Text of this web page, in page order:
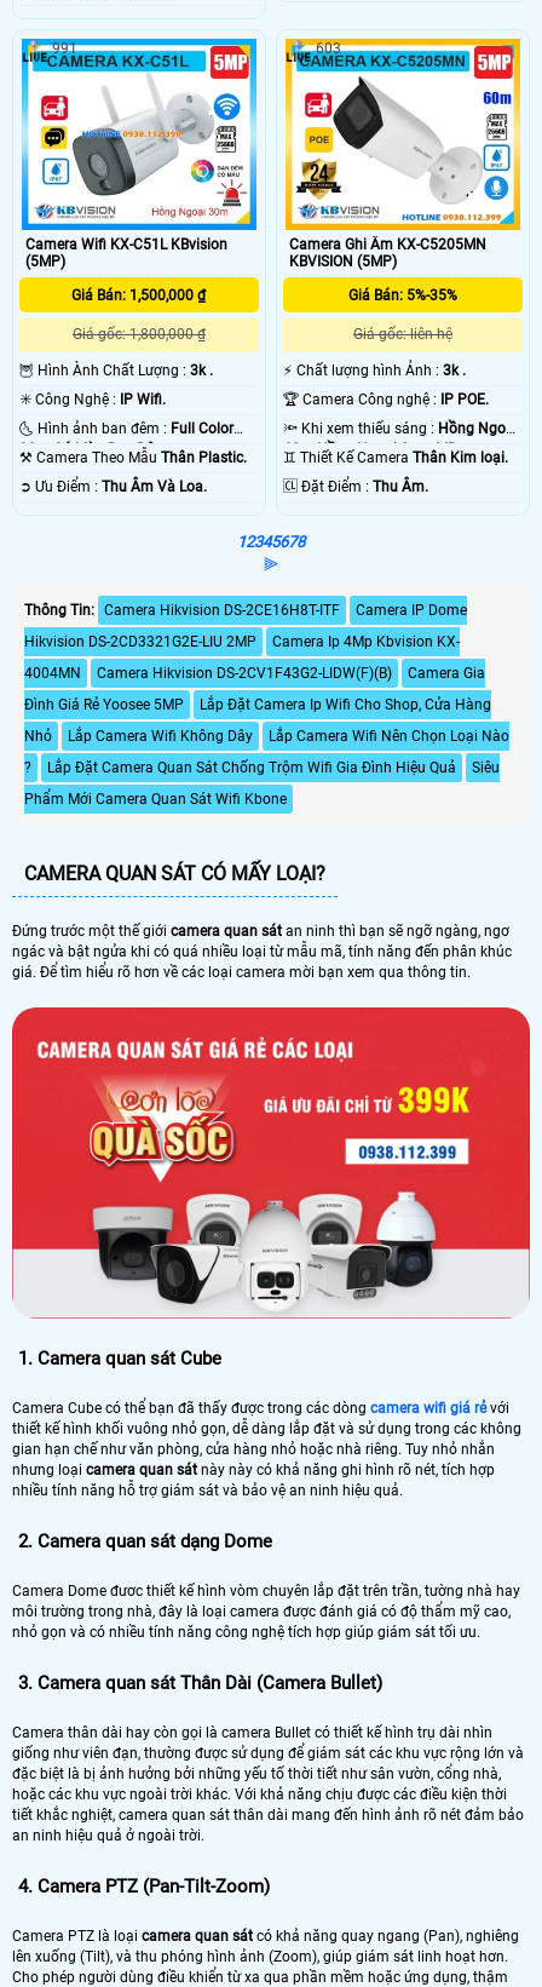
Camera Wifi KX-C51L KBvision
(5MP)
Giá Bán: 1,500,000 ₫
Giá gốc: 1,800,000 ₫
🦉 Hình Ành Chất Lượng : 3k .
✳️ Công Nghệ :
IP Wifi.
🌜 Hình ảnh ban đêm : Full Color
30m Có Màu Ban Ðêm.
⚒ Camera Theo Mẫu Thân Plastic.
️➲ Ưu Điểm : Thu Âm Và Loa.
991
Camera Ghi Âm KX-C5205MN
KBVISION (5MP)
Giá Bán: 5%-35%
Giá gốc: liên hệ
️⚡ Chất lượng hình Ảnh :3k .
🏆 Camera Công nghệ :
IP POE.
🔦 Khi xem thiếu sáng : Hồng Ngoại
60m Hồng Ngoại Smart IR.
♊ Thiết Kế CameraThân Kim loại.
️🆑 Đặt Điểm :Thu Âm.
603
12345678
⫸
Thông Tin: Camera Hikvision DS-2CE16H8T-ITF
Camera IP Dome
Hikvision DS-2CD3321G2E-LIU 2MP
Camera Ip 4Mp Kbvision KX-
4004MN
Camera Hikvision DS-2CV1F43G2-LIDW(F)(B)
Camera Gia
Đình Giá Rẻ Yoosee 5MP
Lắp Đặt Camera Ip Wifi Cho Shop, Cửa Hàng
Nhỏ
Lắp Camera Wifi Không Dây
Lắp Camera Wifi Nên Chọn Loại Nào
?
Lắp Đặt Camera Quan Sát Chống Trộm Wifi Gia Đình Hiệu Quả
Siêu
Phẩm Mới Camera Quan Sát Wifi Kbone
CAMERA QUAN SÁT CÓ MẤY LOẠI?
Đứng trước một thế giới camera quan sát an ninh thì bạn sẽ ngỡ ngàng, ngơ
ngác và bật ngửa khi có quá nhiều loại từ mẫu mã, tính năng đến phân khúc
giá. Để tìm hiểu rõ hơn về các loại camera mời bạn xem qua thông tin.
1. Camera quan sát Cube
Camera Cube có thể bạn đã thấy được trong các dòng camera wifi giá rẻvới
thiết kế hình khối vuông nhỏ gọn, dễ dàng lắp đặt và sử dụng trong các không
gian hạn chế như văn phòng, cửa hàng nhỏ hoặc nhà riêng. Tuy nhỏ nhắn
nhưng loại camera quan sát này này có khả năng ghi hình rõ nét, tích hợp
nhiều tính năng hỗ trợ giám sát và bảo vệ an ninh hiệu quả.
2. Camera quan sát dạng Dome
Camera Dome đươc thiết kế hình vòm chuyên lắp đặt trên trần, tường nhà hay
môi trường trong nhà, đây là loại camera được đánh giá có độ thẩm mỹ cao,
nhỏ gọn và có nhiều tính năng công nghệ tích hợp giúp giám sát tối ưu.
3. Camera quan sát Thân Dài (Camera Bullet)
Camera thân dài hay còn gọi là camera Bullet có thiết kế hình trụ dài nhìn
giống như viên đạn, thường được sử dụng để giám sát các khu vực rộng lớn và
đặc biệt là bị ảnh hưởng bởi những yếu tố thời tiết như sân vườn, cổng nhà,
hoặc các khu vực ngoài trời khác. Với khả năng chịu được các điều kiện thời
tiết khắc nghiệt, camera quan sát thân dài mang đến hình ảnh rõ nét đảm bảo
an ninh hiệu quả ở ngoài trời.
4. Camera PTZ (Pan-Tilt-Zoom)
Camera PTZ là loại camera quan sát có khả năng quay ngang (Pan), nghiêng
lên xuống (Tilt), và thu phóng hình ảnh (Zoom), giúp giám sát linh hoạt hơn.
Cho phép người dùng điều khiển từ xa qua phần mềm hoặc ứng dụng, thậm